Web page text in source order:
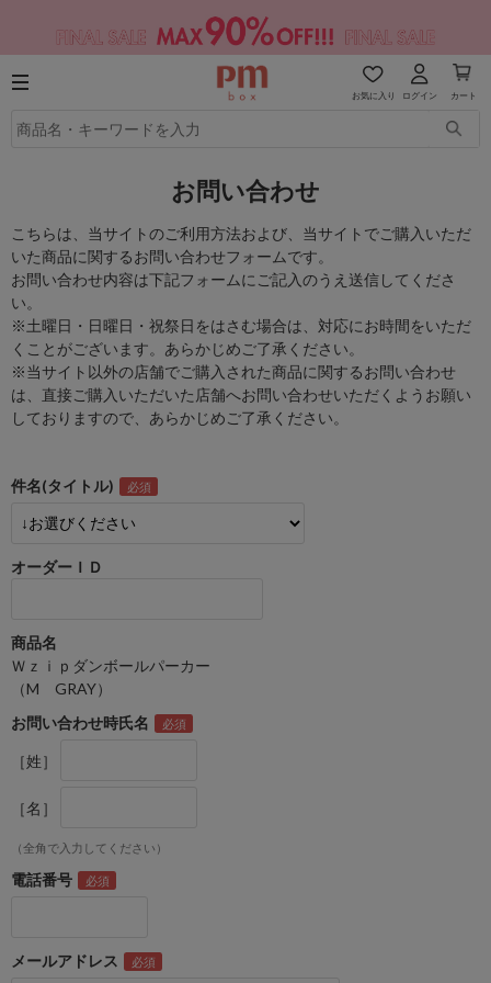
お気に入り ログイン カート
お問い合わせ
こちらは、当サイトのご利用方法および、当サイトでご購入いただ
いた商品に関するお問い合わせフォームです。
お問い合わせ内容は下記フォームにご記入のうえ送信してくださ
い。
※土曜日・日曜日・祝祭日をはさむ場合は、対応にお時間をいただ
くことがございます。あらかじめご了承ください。
※当サイト以外の店舗でご購入された商品に関するお問い合わせ
は、直接ご購入いただいた店舗へお問い合わせいただくようお願い
しておりますので、あらかじめご了承ください。
件名(タイトル)
オーダーＩＤ
商品名
Ｗｚｉｐダンボールパーカー
（M GRAY）
お問い合わせ時氏名
［姓］
［名］
（全角で入力してください）
電話番号
メールアドレス